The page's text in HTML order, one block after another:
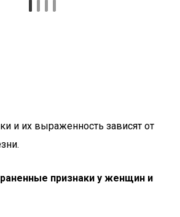
и их выраженность зависят от
признаки у женщин и